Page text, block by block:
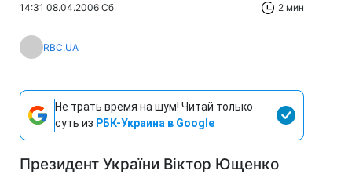
14:31 08.04.2006 Сб 2 мин
RBC.UA
Не трать время на шум! Читай только
суть из РБК-Украина в Google
Президент України Віктор Ющенко